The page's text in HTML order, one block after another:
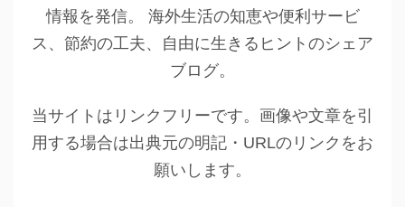
情報を発信。 海外生活の知恵や便利サービ
ス、節約の工夫、自由に生きるヒントのシェア
ブログ。
当サイトはリンクフリーです。画像や文章を引
用する場合は出典元の明記・URLのリンクをお
願いします。